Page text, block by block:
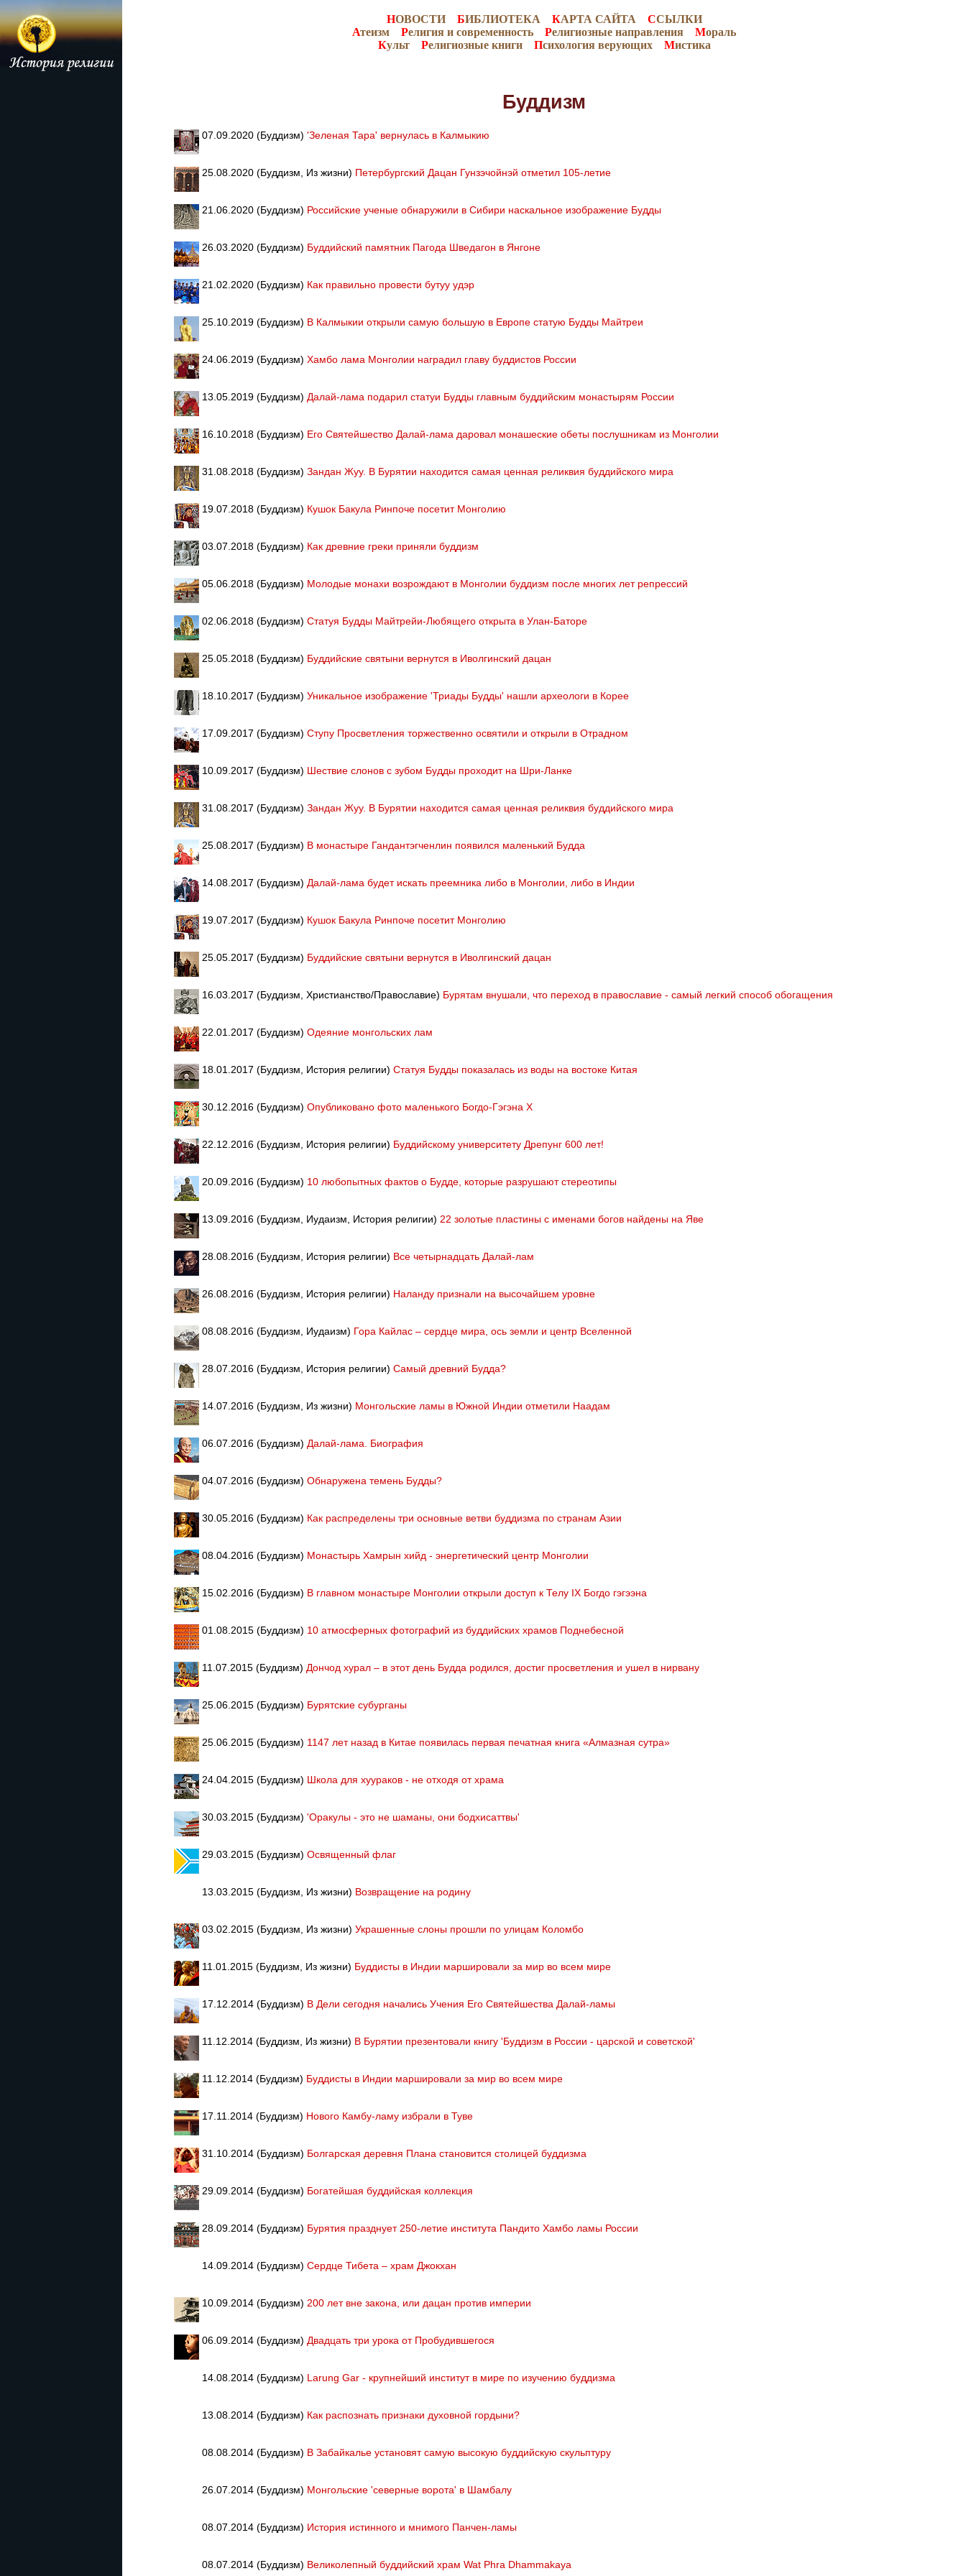
НОВОСТИ БИБЛИОТЕКА КАРТА САЙТА ССЫЛКИ
Атеизм Религия и современность Религиозные направления Мораль
Культ Религиозные книги Психология верующих Мистика
Буддизм
07.09.2020 (Буддизм) 'Зеленая Тара' вернулась в Калмыкию
25.08.2020 (Буддизм, Из жизни) Петербургский Дацан Гунзэчойнэй отметил 105-летие
21.06.2020 (Буддизм) Российские ученые обнаружили в Сибири наскальное изображение Будды
26.03.2020 (Буддизм) Буддийский памятник Пагода Шведагон в Янгоне
21.02.2020 (Буддизм) Как правильно провести бутуу удэр
25.10.2019 (Буддизм) В Калмыкии открыли самую большую в Европе статую Будды Майтреи
24.06.2019 (Буддизм) Хамбо лама Монголии наградил главу буддистов России
13.05.2019 (Буддизм) Далай-лама подарил статуи Будды главным буддийским монастырям России
16.10.2018 (Буддизм) Его Святейшество Далай-лама даровал монашеские обеты послушникам из Монголии
31.08.2018 (Буддизм) Зандан Жуу. В Бурятии находится самая ценная реликвия буддийского мира
19.07.2018 (Буддизм) Кушок Бакула Ринпоче посетит Монголию
03.07.2018 (Буддизм) Как древние греки приняли буддизм
05.06.2018 (Буддизм) Молодые монахи возрождают в Монголии буддизм после многих лет репрессий
02.06.2018 (Буддизм) Статуя Будды Майтрейи-Любящего открыта в Улан-Баторе
25.05.2018 (Буддизм) Буддийские святыни вернутся в Иволгинский дацан
18.10.2017 (Буддизм) Уникальное изображение 'Триады Будды' нашли археологи в Корее
17.09.2017 (Буддизм) Ступу Просветления торжественно освятили и открыли в Отрадном
10.09.2017 (Буддизм) Шествие слонов с зубом Будды проходит на Шри-Ланке
31.08.2017 (Буддизм) Зандан Жуу. В Бурятии находится самая ценная реликвия буддийского мира
25.08.2017 (Буддизм) В монастыре Гандантэгченлин появился маленький Будда
14.08.2017 (Буддизм) Далай-лама будет искать преемника либо в Монголии, либо в Индии
19.07.2017 (Буддизм) Кушок Бакула Ринпоче посетит Монголию
25.05.2017 (Буддизм) Буддийские святыни вернутся в Иволгинский дацан
16.03.2017 (Буддизм, Христианство/Православие) Бурятам внушали, что переход в православие - самый легкий способ обогащения
22.01.2017 (Буддизм) Одеяние монгольских лам
18.01.2017 (Буддизм, История религии) Статуя Будды показалась из воды на востоке Китая
30.12.2016 (Буддизм) Опубликовано фото маленького Богдо-Гэгэна Х
22.12.2016 (Буддизм, История религии) Буддийскому университету Дрепунг 600 лет!
20.09.2016 (Буддизм) 10 любопытных фактов о Будде, которые разрушают стереотипы
13.09.2016 (Буддизм, Иудаизм, История религии) 22 золотые пластины с именами богов найдены на Яве
28.08.2016 (Буддизм, История религии) Все четырнадцать Далай-лам
26.08.2016 (Буддизм, История религии) Наланду признали на высочайшем уровне
08.08.2016 (Буддизм, Иудаизм) Гора Кайлас – сердце мира, ось земли и центр Вселенной
28.07.2016 (Буддизм, История религии) Самый древний Будда?
14.07.2016 (Буддизм, Из жизни) Монгольские ламы в Южной Индии отметили Наадам
06.07.2016 (Буддизм) Далай-лама. Биография
04.07.2016 (Буддизм) Обнаружена темень Будды?
30.05.2016 (Буддизм) Как распределены три основные ветви буддизма по странам Азии
08.04.2016 (Буддизм) Монастырь Хамрын хийд - энергетический центр Монголии
15.02.2016 (Буддизм) В главном монастыре Монголии открыли доступ к Телу IX Богдо гэгээна
01.08.2015 (Буддизм) 10 атмосферных фотографий из буддийских храмов Поднебесной
11.07.2015 (Буддизм) Дончод хурал – в этот день Будда родился, достиг просветления и ушел в нирвану
25.06.2015 (Буддизм) Бурятские субурганы
25.06.2015 (Буддизм) 1147 лет назад в Китае появилась первая печатная книга «Алмазная сутра»
24.04.2015 (Буддизм) Школа для хуураков - не отходя от храма
30.03.2015 (Буддизм) 'Оракулы - это не шаманы, они бодхисаттвы'
29.03.2015 (Буддизм) Освященный флаг
13.03.2015 (Буддизм, Из жизни) Возвращение на родину
03.02.2015 (Буддизм, Из жизни) Украшенные слоны прошли по улицам Коломбо
11.01.2015 (Буддизм, Из жизни) Буддисты в Индии маршировали за мир во всем мире
17.12.2014 (Буддизм) В Дели сегодня начались Учения Его Святейшества Далай-ламы
11.12.2014 (Буддизм, Из жизни) В Бурятии презентовали книгу 'Буддизм в России - царской и советской'
11.12.2014 (Буддизм) Буддисты в Индии маршировали за мир во всем мире
17.11.2014 (Буддизм) Нового Камбу-ламу избрали в Туве
31.10.2014 (Буддизм) Болгарская деревня Плана становится столицей буддизма
29.09.2014 (Буддизм) Богатейшая буддийская коллекция
28.09.2014 (Буддизм) Бурятия празднует 250-летие института Пандито Хамбо ламы России
14.09.2014 (Буддизм) Сердце Тибета – храм Джокхан
10.09.2014 (Буддизм) 200 лет вне закона, или дацан против империи
06.09.2014 (Буддизм) Двадцать три урока от Пробудившегося
14.08.2014 (Буддизм) Larung Gar - крупнейший институт в мире по изучению буддизма
13.08.2014 (Буддизм) Как распознать признаки духовной гордыни?
08.08.2014 (Буддизм) В Забайкалье установят самую высокую буддийскую скульптуру
26.07.2014 (Буддизм) Монгольские 'северные ворота' в Шамбалу
08.07.2014 (Буддизм) История истинного и мнимого Панчен-ламы
08.07.2014 (Буддизм) Великолепный буддийский храм Wat Phra Dhammakaya